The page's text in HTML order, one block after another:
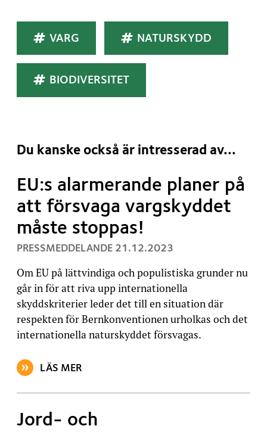
VARG NATURSKYDD
BIODIVERSITET
Du kanske också är intresserad av...
EU:s alarmerande planer på
att försvaga vargskyddet
måste stoppas!
PRESSMEDDELANDE , PUBLICERAT:
21.12.2023
Om EU på lättvindiga och populistiska grunder nu
går in för att riva upp internationella
skyddskriterier leder det till en situation där
respekten för Bernkonventionen urholkas och det
internationella naturskyddet försvagas.
LÄS MER
OM ARTIKELN: EU:S ALARMERANDE PLANER PÅ ATT
Jord- och